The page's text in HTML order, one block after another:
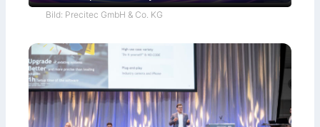
Bild: Precitec GmbH & Co. KG